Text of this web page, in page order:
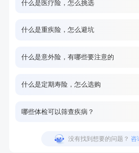
什么是医疗险，怎么挑选
什么是重疾险，怎么避坑
什么是意外险，有哪些要注意的
什么是定期寿险，怎么选购
哪些体检可以筛查疾病？
没有找到想要的问题？ 咨